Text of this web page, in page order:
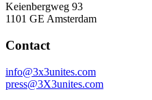
Keienbergweg 93
1101 GE Amsterdam
Contact
info@3x3unites.com
press@3X3unites.com